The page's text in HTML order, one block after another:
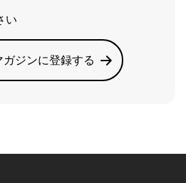
い
ガジンに登録する